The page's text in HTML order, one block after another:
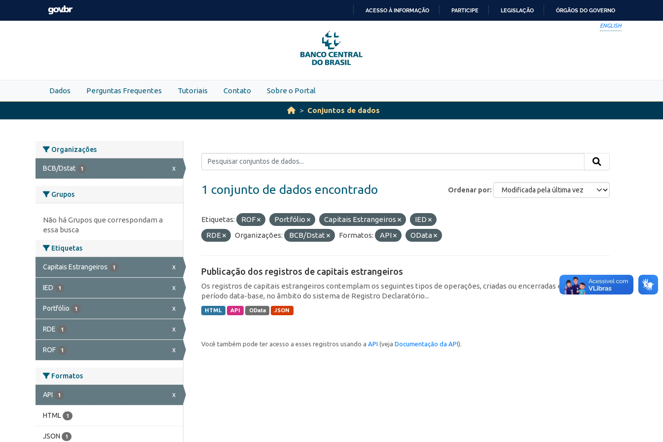
Skip to main content
PARA
O
CONTEÚDO
ACESSO À INFORMAÇÃO PARTICIPE LEGISLAÇÃO ÓRGÃOS DO GOVERNO
ENGLISH
Dados Perguntas Frequentes Tutoriais Contato Sobre o Portal
Conjuntos de dados
Organizações
BCB/Dstat 1 x
Grupos
Não há Grupos que correspondam a
essa busca
Etiquetas
Capitais Estrangeiros 1 x
IED 1 x
Portfólio 1 x
RDE 1 x
ROF 1 x
Formatos
API 1 x
HTML 1
JSON 1
Ordenar por
1 conjunto de dados encontrado
Etiquetas: ROF Portfólio Capitais Estrangeiros
IED
RDE
Organizações: BCB/Dstat Formatos: API OData
Publicação dos registros de capitais estrangeiros
Os registros de capitais estrangeiros contemplam os seguintes tipos de operações, criadas ou encerradas em cada
período data-base, no âmbito do sistema de Registro Declaratório...
HTML API OData JSON
Você também pode ter acesso a esses registros usando a API (veja Documentação da API).